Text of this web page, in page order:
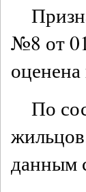
№8 от
По
данным